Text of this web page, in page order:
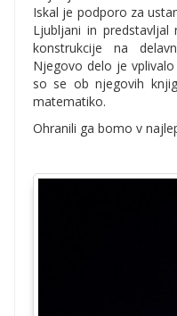
Iskal je podporo za
Ljubljani in predstavljal
konstrukcije na
Njegovo delo je
so se ob njegovih
matematiko.
Ohranili ga bomo v